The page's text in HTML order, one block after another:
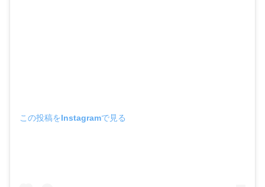
この投稿をInstagramで見る